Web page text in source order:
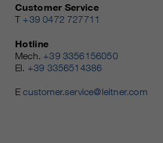
Customer Service
T +39 0472 727711
Hotline
Mech. +39 3356156050
El. +39 3356514386
Ecustomer.service@leitner.com